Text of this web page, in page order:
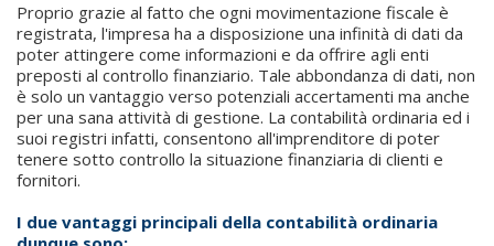
Proprio grazie al fatto che ogni movimentazione fiscale è
registrata, l'impresa ha a disposizione una infinità di dati da
poter attingere come informazioni e da offrire agli enti
preposti al controllo finanziario. Tale abbondanza di dati, non
è solo un vantaggio verso potenziali accertamenti ma anche
per una sana attività di gestione. La contabilità ordinaria ed i
suoi registri infatti, consentono all'imprenditore di poter
tenere sotto controllo la situazione finanziaria di clienti e
fornitori.
I due vantaggi principali della contabilità ordinaria